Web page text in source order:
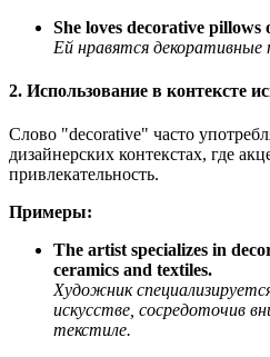
She loves decorative pillows
Ей нравятся декоративные
2. Использование в контексте
Слово "decorative" часто
дизайнерских контекстах, где
привлекательность.
Примеры:
The artist specializes in
ceramics and textiles.
Художник
искусстве, сосредоточив
текстиле.